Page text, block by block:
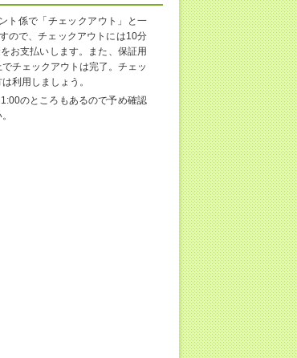
ト係で「チェックアウト」と一
ので、チェックアウトには10分
お支払いします。また、保証用
チェックアウトは完了。チェッ
利用しましょう。
のところもあるので予め確認